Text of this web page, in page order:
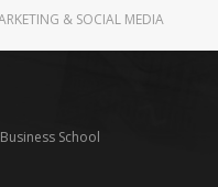
& SOCIAL MEDIA
School